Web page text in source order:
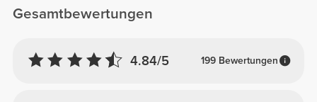
Gesamtbewertungen
4.84/5 199 Bewertungen